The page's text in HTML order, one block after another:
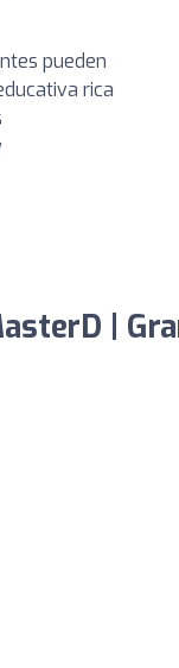
pueden
rica
|